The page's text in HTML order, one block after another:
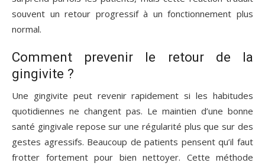
souvent un retour progressif à un fonctionnement plus
normal.
Comment prevenir le retour de la
gingivite ?
Une gingivite peut revenir rapidement si les habitudes
quotidiennes ne changent pas. Le maintien d’une bonne
santé gingivale repose sur une régularité plus que sur des
gestes agressifs. Beaucoup de patients pensent qu’il faut
frotter fortement pour bien nettoyer. Cette méthode